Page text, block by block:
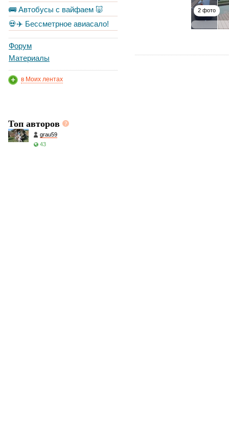
🚌 Автобусы с вайфаем 🐷
💀✈️ Бессметрное авиасало!
Форум
Материалы
в Моих лентах
Топ авторов
grau59
43
2 фото